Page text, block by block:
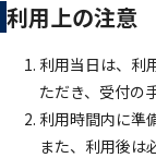
利用上の注意
利用当日は、利
ただき、受付の
利用時間内に準
また、利用後は